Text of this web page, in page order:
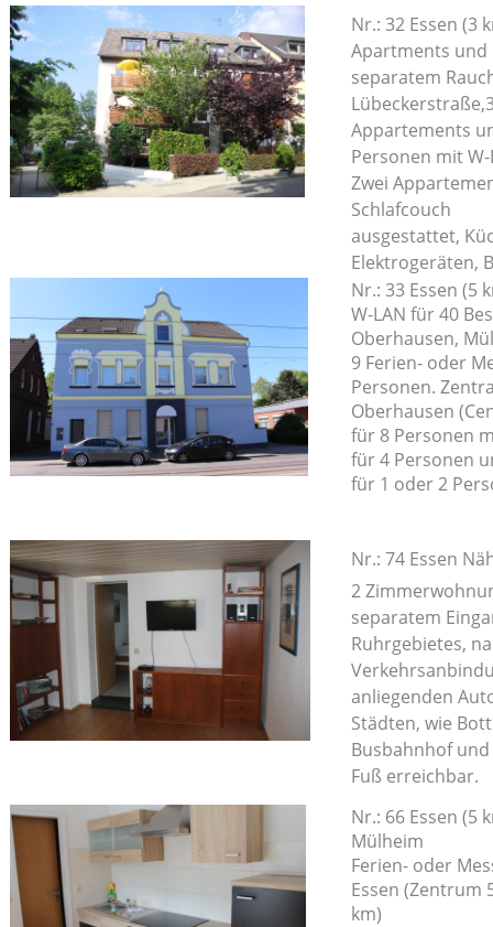
Nr.: 32 Essen (3
Apartments und
separatem
Appartements
Personen mit
Zwei
Schlafcouch
ausgestattet,
Elektrogeräten,
Nr.: 33 Essen (5
W-LAN für 40
Oberhausen,
9 Ferien- oder
Personen.
Oberhausen
für 8 Personen
für 4 Personen
für 1 oder 2
Nr.: 74 Essen
2
separatem
Ruhrgebietes,
anliegenden
Städten, wie
Busbahnhof
Fuß erreichbar.
Nr.: 66 Essen (5
Mülheim
Ferien- oder
Essen (Zentrum
km)